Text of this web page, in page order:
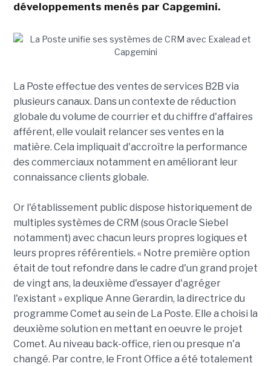
développements menés par Capgemini.
La Poste effectue des ventes de services B2B via
plusieurs canaux. Dans un contexte de réduction
globale du volume de courrier et du chiffre d'affaires
afférent, elle voulait relancer ses ventes en la
matière. Cela impliquait d'accroître la performance
des commerciaux notamment en améliorant leur
connaissance clients globale.
Or l'établissement public dispose historiquement de
multiples systèmes de CRM (sous Oracle Siebel
notamment) avec chacun leurs propres logiques et
leurs propres référentiels. « Notre première option
était de tout refondre dans le cadre d'un grand projet
de vingt ans, la deuxième d'essayer d'agréger
l'existant » explique Anne Gerardin, la directrice du
programme Comet au sein de La Poste. Elle a choisi la
deuxième solution en mettant en oeuvre le projet
Comet. Au niveau back-office, rien ou presque n'a
changé. Par contre, le Front Office a été totalement